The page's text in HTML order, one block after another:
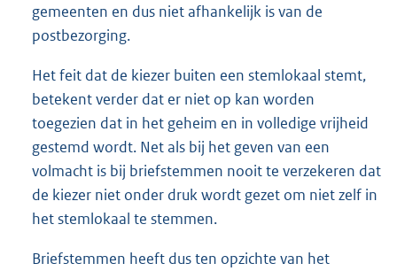
gemeenten en dus niet afhankelijk is van de
postbezorging.
Het feit dat de kiezer buiten een stemlokaal stemt,
betekent verder dat er niet op kan worden
toegezien dat in het geheim en in volledige vrijheid
gestemd wordt. Net als bij het geven van een
volmacht is bij briefstemmen nooit te verzekeren dat
de kiezer niet onder druk wordt gezet om niet zelf in
het stemlokaal te stemmen.
Briefstemmen heeft dus ten opzichte van het